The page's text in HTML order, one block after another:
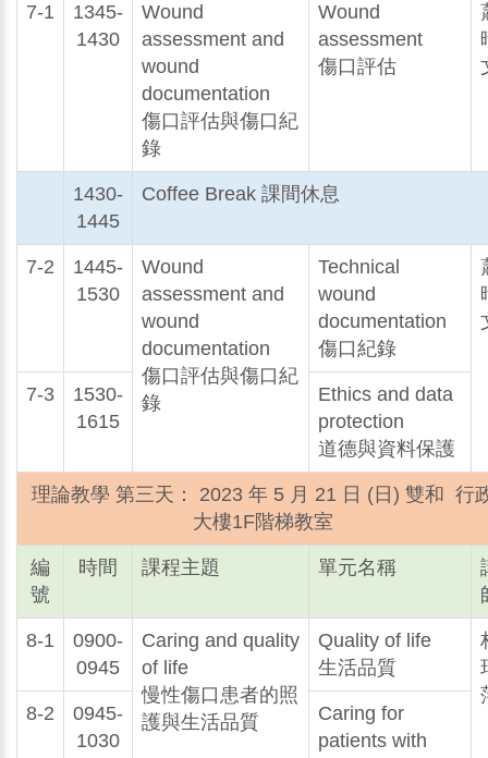
7-1
1345-
1430
Wound
assessment and
wound
documentation
傷口評估與傷口紀
錄
Wound
assessment
傷口評估
1430-
1445
Coffee Break 課間休息
7-2
1445-
1530
Wound
assessment and
wound
documentation
傷口評估與傷口紀
錄
Technical
wound
documentation
傷口紀錄
7-3
1530-
1615
Ethics and data
protection
道德與資料保護
理論教學 第三天： 2023 年 5 月 21 日 (日) 雙和 行
大樓1F階梯教室
編
號
時間 課程主題 單元名稱
8-1
0900-
0945
Caring and quality
of life
慢性傷口患者的照
護與生活品質
Quality of life
生活品質
8-2
0945-
1030
Caring for
patients with